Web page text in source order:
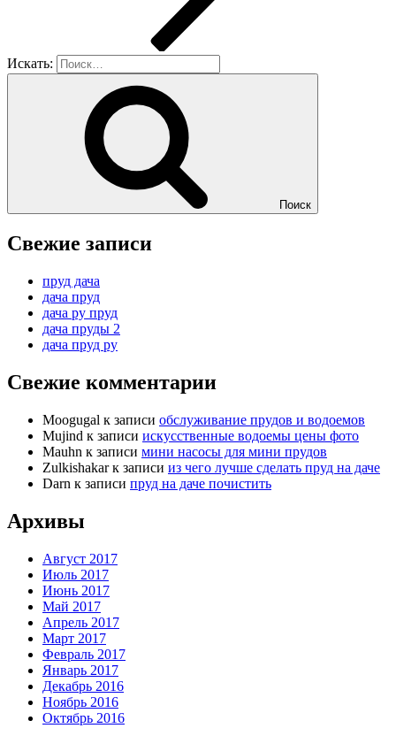
Искать:
Поиск
Свежие записи
пруд дача
дача пруд
дача ру пруд
дача пруды 2
дача пруд ру
Свежие комментарии
Moogugal к записи обслуживание прудов и водоемов
Mujind к записи искусственные водоемы цены фото
Mauhn к записи мини насосы для мини прудов
Zulkishakarк записи из чего лучше сделать пруд на даче
Darn к записи пруд на даче почистить
Архивы
Август 2017
Июль 2017
Июнь 2017
Май 2017
Апрель 2017
Март 2017
Февраль 2017
Январь 2017
Декабрь 2016
Ноябрь 2016
Октябрь 2016